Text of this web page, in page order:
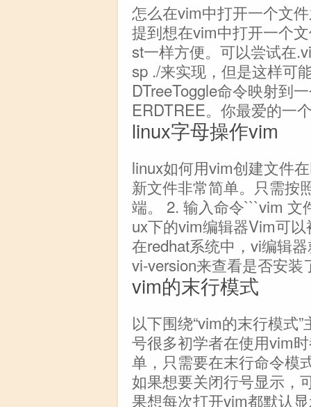
怎么在vim中打开一个文
提到想在vim中打开一个
st一样方便。可以尝试在
sp ./来实现，但是这样可
DTreeToggle命令映射到
ERDTREE。你最爱的一
linux字母操作vim
linux如何用vim创建文件
新文件非常简单。只需按
端。 2. 输入命令```vim 文
ux下的vim编辑器Vim可
在redhat系统中，vi编辑
vi-version来查看是否安
vim的末行模式
以下围绕“vim的末行模式
号很多初学者在使用vim
单，只需要在末行命令模
如果想要关闭行号显示，
果想每次打开vim都默认